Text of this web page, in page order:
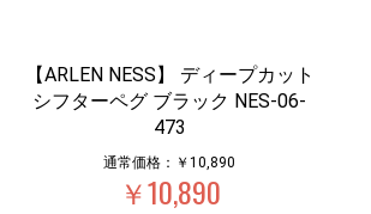
【ARLEN NESS】 ディープカット
シフターペグ ブラック NES-06-
473
通常価格：￥10,890
￥10,890